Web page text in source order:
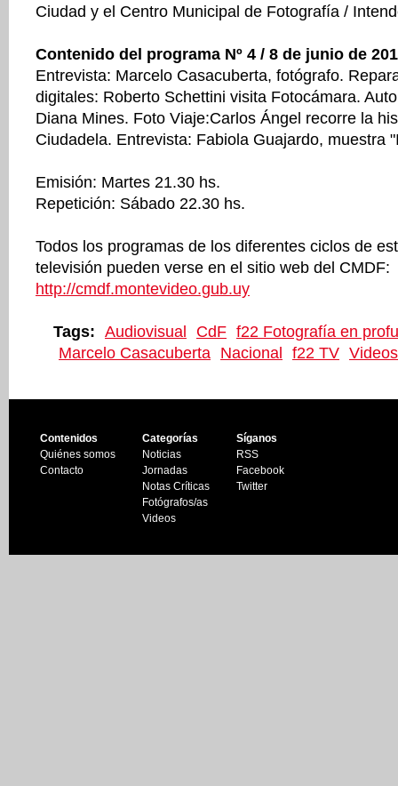
Ciudad y el Centro Municipal de Fotografía /
Contenido del programa Nº 4 / 8 de junio de
Entrevista: Marcelo Casacuberta, fotógrafo.
digitales: Roberto Schettini visita Fotocámara.
Diana Mines. Foto Viaje:Carlos Ángel recorre la
Ciudadela. Entrevista: Fabiola Guajardo, muestra
Emisión: Martes 21.30 hs.
Repetición: Sábado 22.30 hs.
Todos los programas de los diferentes ciclos de
televisión pueden verse en el sitio web del CMDF:
http://cmdf.montevideo.gub.uy
Tags: Audiovisual CdF f22 Fotografía en
Marcelo Casacuberta Nacional f22 TV Videos
Contenidos
Quiénes somos
Contacto
Categorías
Noticias
Jornadas
Notas Críticas
Fotógrafos/as
Videos
Síganos
RSS
Facebook
Twitter